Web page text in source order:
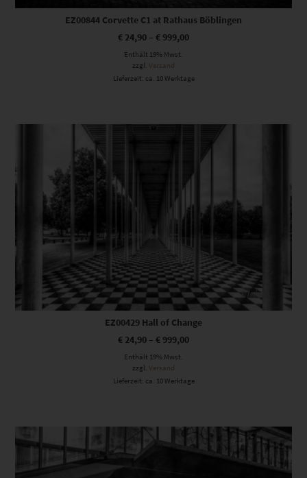
EZ00844 Corvette C1 at Rathaus Böblingen
€ 24,90 – € 999,00
Enthält 19% Mwst.
zzgl. Versand
Lieferzeit: ca. 10 Werktage
Dieses Produkt weist mehrere Varianten auf. Die Optionen können auf der Produktseite gewählt werden
EZ00429 Hall of Change
€ 24,90 – € 999,00
Enthält 19% Mwst.
zzgl. Versand
Lieferzeit: ca. 10 Werktage
Dieses Produkt weist mehrere Varianten auf. Die Optionen können auf der Produktseite gewählt werden